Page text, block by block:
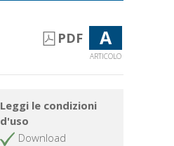
PDF A
ARTICOLO
Leggi le condizioni
d'uso
Download